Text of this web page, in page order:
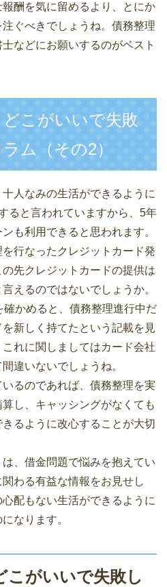
酬を気に留めるより、とにか
ぐべきでしょうね。債務整理
などにお願いするのがベスト
こがいいで失敗
ム（その2）
人なみの生活ができるように
ると言われていますから、5年
も利用できると思われます。
行なったクレジットカード発
先クレジットカードの提供は
えるのではないでしょうか。
かめると、債務整理進行中だ
新しく持てたという記載を見
れに関しましてはカード会社
違いないでしょうね。
るのであれば、債務整理を実
し、キャッシングがなくても
るように改心することが大切
、借金問題で悩みを抱えてい
わる有益な情報をお見せし
配もない生活ができるように
なります。
こがいいで失敗し